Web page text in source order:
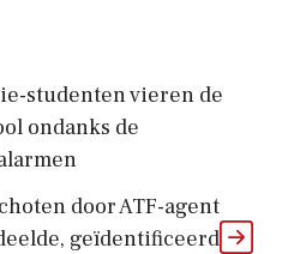
studenten vieren de
ondanks de
door ATF-agent
geïdentificeerd